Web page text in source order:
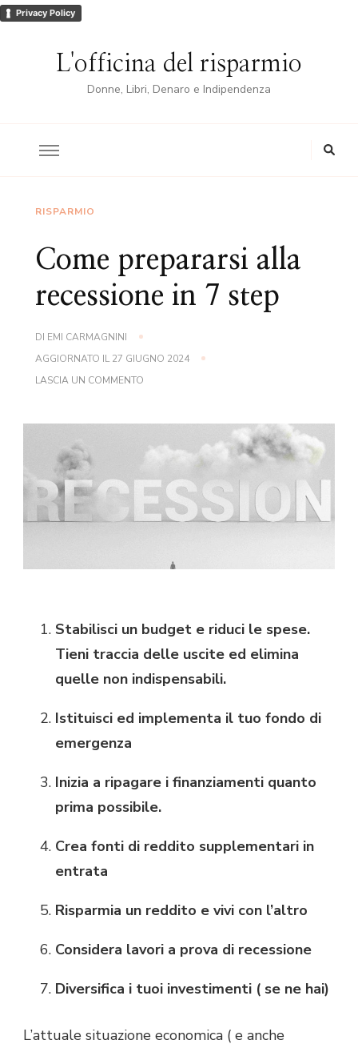
Privacy Policy
L'officina del risparmio
Donne, Libri, Denaro e Indipendenza
RISPARMIO
Come prepararsi alla
recessione in 7 step
DI EMI CARMAGNINI
AGGIORNATO IL27 GIUGNO 2024
LASCIA UN COMMENTO
IN
Stabilisci un budget e riduci le spese.
Tieni traccia delle uscite ed elimina
quelle non indispensabili.
Istituisci ed implementa il tuo fondo di
emergenza
Inizia a ripagare i finanziamenti quanto
prima possibile.
Crea fonti di reddito supplementari in
entrata
Risparmia un reddito e vivi con l’altro
Considera lavori a prova di recessione
Diversifica i tuoi investimenti ( se ne hai)
L’attuale situazione economica ( e anche